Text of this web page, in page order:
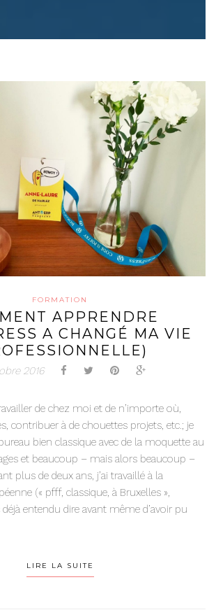
FORMATION
APPRENDRE
A CHANGÉ MA VIE
2016
de chez moi et de n’importe où,
contribuer à de chouettes projets, etc.; je
bien classique avec de la moquette au
et beaucoup – mais alors beaucoup –
plus de deux ans, j’ai travaillé à la
(« pfff, classique, à Bruxelles »,
entendu dire avant même d’avoir pu
LIRE LA SUITE